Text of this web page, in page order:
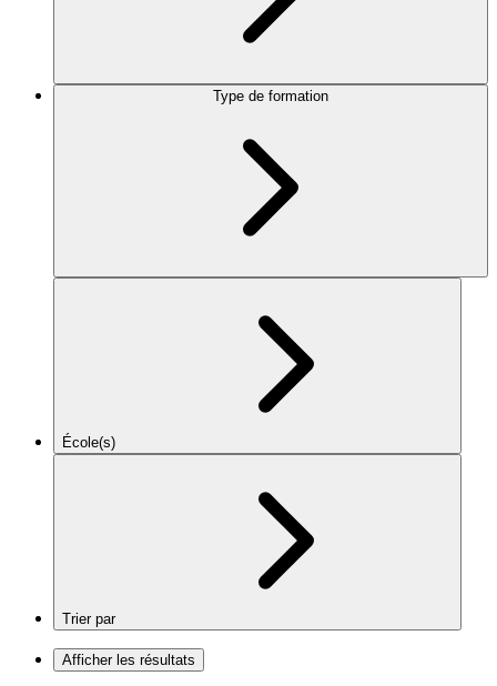
Type de formation
École(s)
Trier par
Afficher les résultats